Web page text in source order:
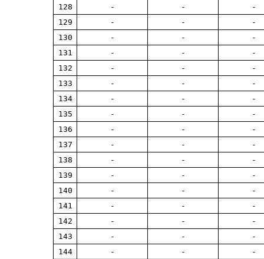
128
- -
-
129
- -
-
130
- -
-
131
- -
-
132
- -
-
133
- -
-
134
- -
-
135
- -
-
136
- -
-
137
- -
-
138
- -
-
139
- -
-
140
- -
-
141
- -
-
142
- -
-
143
- -
-
144
- -
-